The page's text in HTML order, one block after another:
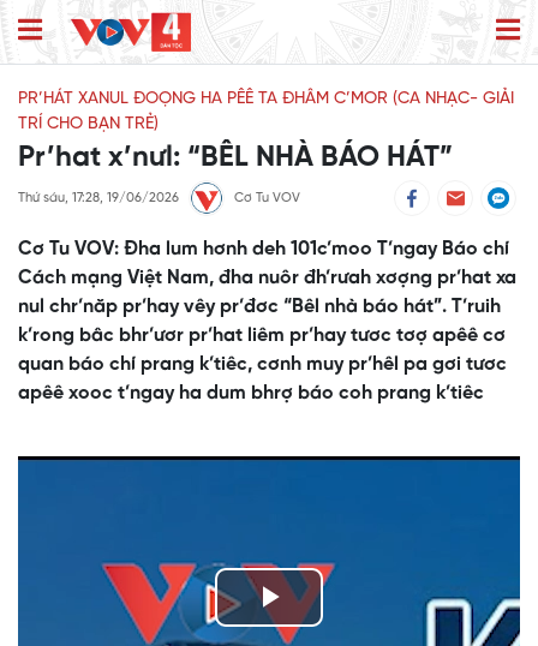
PR’HÁT XANUL ĐOỌNG HA PÊÊ TA ĐHÂM C’MOR (CA NHẠC- GIẢI
TRÍ CHO BẠN TRẺ)
Pr’hat x’nưl: “BÊL NHÀ BÁO HÁT”
Thứ sáu, 17:28, 19/06/2026 Cơ Tu VOV
Cơ Tu VOV: Đha lum hơnh deh 101c’moo T’ngay Báo chí
Cách mạng Việt Nam, đha nuôr đh’rưah xơợng pr’hat xa
nul chr’năp pr’hay vêy pr’đơc “Bêl nhà báo hát”. T’ruih
k’rong bâc bhr’ươr pr’hat liêm pr’hay tươc tơợ apêê cơ
quan báo chí prang k’tiêc, cơnh muy pr’hêl pa gơi tươc
apêê xooc t’ngay ha dum bhrợ báo coh prang k’tiêc
Play